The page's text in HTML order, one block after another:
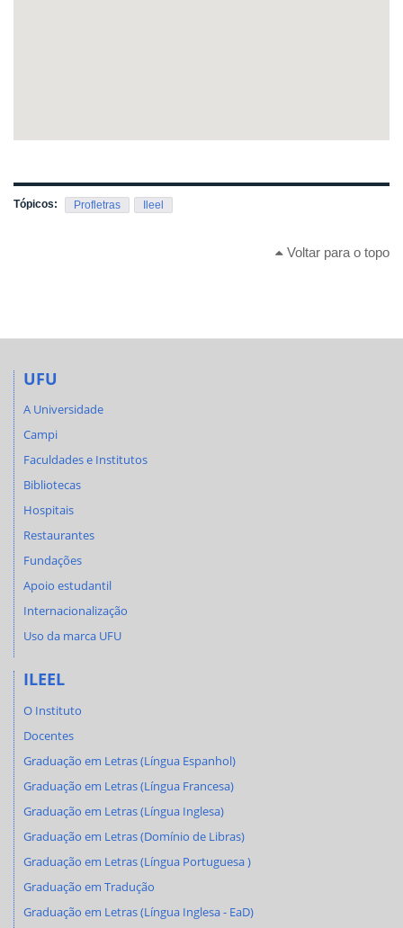
Tópicos: Profletras Ileel
Voltar para o topo
UFU
A Universidade
Campi
Faculdades e Institutos
Bibliotecas
Hospitais
Restaurantes
Fundações
Apoio estudantil
Internacionalização
Uso da marca UFU
ILEEL
O Instituto
Docentes
Graduação em Letras (Língua Espanhol)
Graduação em Letras (Língua Francesa)
Graduação em Letras (Língua Inglesa)
Graduação em Letras (Domínio de Libras)
Graduação em Letras (Língua Portuguesa )
Graduação em Tradução
Graduação em Letras (Língua Inglesa - EaD)